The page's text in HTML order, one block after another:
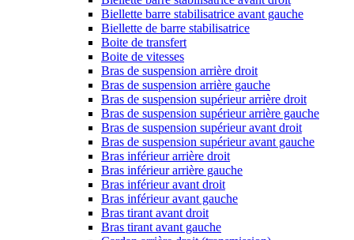
Biellette barre stabilisatrice avant gauche
Biellette de barre stabilisatrice
Boite de transfert
Boite de vitesses
Bras de suspension arrière droit
Bras de suspension arrière gauche
Bras de suspension supérieur arrière droit
Bras de suspension supérieur arrière gauche
Bras de suspension supérieur avant droit
Bras de suspension supérieur avant gauche
Bras inférieur arrière droit
Bras inférieur arrière gauche
Bras inférieur avant droit
Bras inférieur avant gauche
Bras tirant avant droit
Bras tirant avant gauche